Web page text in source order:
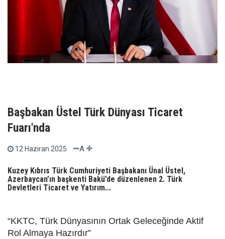
Başbakan Üstel Türk Dünyası Ticaret
Fuarı'nda
12 Haziran 2025 A
Kuzey Kıbrıs Türk Cumhuriyeti Başbakanı Ünal Üstel,
Azerbaycan’ın başkenti Bakü’de düzenlenen 2. Türk
Devletleri Ticaret ve Yatırım...
“KKTC, Türk Dünyasının Ortak Geleceğinde Aktif
Rol Almaya Hazırdır”